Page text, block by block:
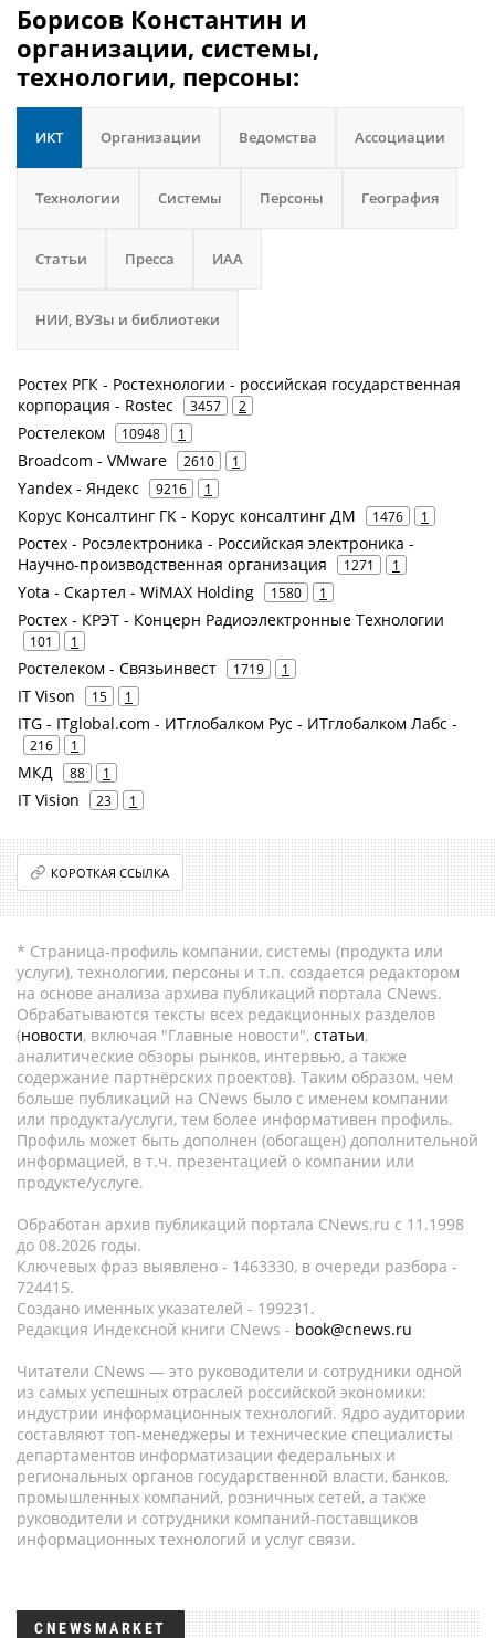
Борисов Константин и
организации, системы,
технологии, персоны:
ИКТ Организации Ведомства Ассоциации
Технологии Системы Персоны География
Статьи Пресса ИАА
НИИ, ВУЗы и библиотеки
Ростех РГК - Ростехнологии - российская государственная
корпорация - Rostec
3457 2
Ростелеком 10948 1
Broadcom - VMware 2610 1
Yandex - Яндекс 9216 1
Корус Консалтинг ГК - Корус консалтинг ДМ 1476 1
Ростех - Росэлектроника - Российская электроника -
Научно-производственная организация
1271 1
Yota - Скартел - WiMAX Holding 1580 1
Ростех - КРЭТ - Концерн Радиоэлектронные Технологии
101 1
Ростелеком - Связьинвест 1719 1
IT Vison 15 1
ITG - ITglobal.com - ИТглобалком Рус - ИТглобалком Лабс -
216 1
МКД 88 1
IT Vision 23 1
КОРОТКАЯ ССЫЛКА
* Страница-профиль компании, системы (продукта или
услуги), технологии, персоны и т.п. создается редактором
на основе анализа архива публикаций портала CNews.
Обрабатываются тексты всех редакционных разделов
(новости, включая "Главные новости", статьи,
аналитические обзоры рынков, интервью, а также
содержание партнёрских проектов). Таким образом, чем
больше публикаций на CNews было с именем компании
или продукта/услуги, тем более информативен профиль.
Профиль может быть дополнен (обогащен) дополнительной
информацией, в т.ч. презентацией о компании или
продукте/услуге.
Обработан архив публикаций портала CNews.ru c 11.1998
до 08.2026 годы.
Ключевых фраз выявлено - 1463330, в очереди разбора -
724415.
Создано именных указателей - 199231.
Редакция Индексной книги CNews - book@cnews.ru
Читатели CNews — это руководители и сотрудники одной
из самых успешных отраслей российской экономики:
индустрии информационных технологий. Ядро аудитории
составляют топ-менеджеры и технические специалисты
департаментов информатизации федеральных и
региональных органов государственной власти, банков,
промышленных компаний, розничных сетей, а также
руководители и сотрудники компаний-поставщиков
информационных технологий и услуг связи.
CNEWSMARKET